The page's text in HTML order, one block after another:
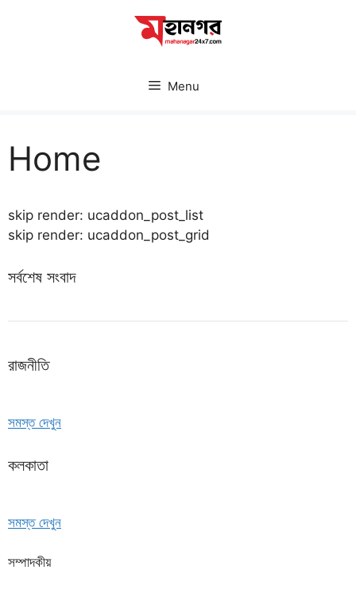
Menu
Home
skip render: ucaddon_post_list
skip render: ucaddon_post_grid
সর্বশেষ সংবাদ
রাজনীতি
সমস্ত দেখুন
কলকাতা
সমস্ত দেখুন
সম্পাদকীয়